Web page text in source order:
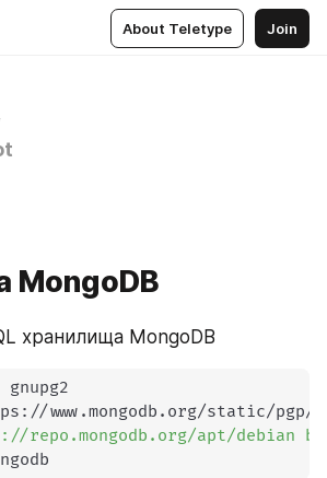
About Teletype Join
MongoDB
хранилища MongoDB
www.mongodb.org/static/
repo.mongodb.org/apt/debian